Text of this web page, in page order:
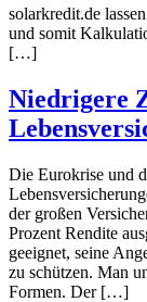
solarkredit.de
und somit
[…]
Niedrigere
Die Eurokrise und
der großen
Prozent Rendite
geeignet, seine
zu schützen. Man
Formen. Der […]